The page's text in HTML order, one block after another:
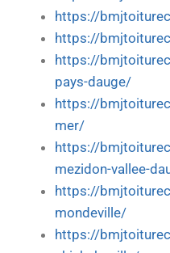
https://
https://
https://
pays-dauge/
https://
mer/
https://
mezidon-vallee-
https://
mondeville/
https://